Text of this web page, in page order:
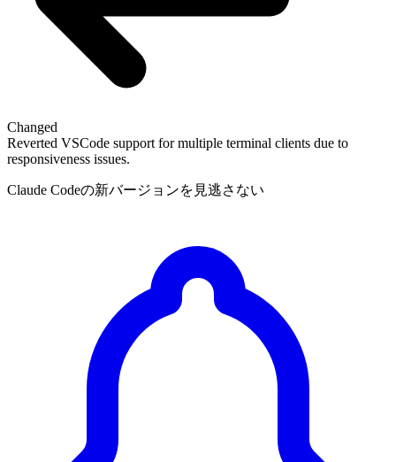
Changed
Reverted VSCode support for multiple terminal clients due to
responsiveness issues.
Claude Codeの新バージョンを見逃さない